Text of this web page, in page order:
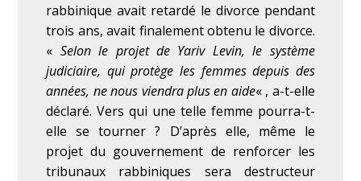
rabbinique avait retardé le divorce pendant
trois ans, avait finalement obtenu le divorce.
« Selon le projet de Yariv Levin, le système
judiciaire, qui protège les femmes depuis des
années, ne nous viendra plus en aide« , a-t-elle
déclaré. Vers qui une telle femme pourra-t-
elle se tourner ? D’après elle, même le
projet du gouvernement de renforcer les
tribunaux rabbiniques sera destructeur